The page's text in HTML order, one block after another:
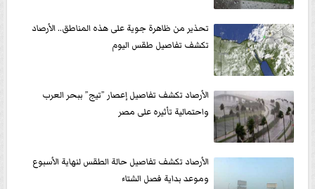
تحذير من ظاهرة جوية على هذه المناطق.. الأرصاد
تكشف تفاصيل طقس اليوم
الأرصاد تكشف تفاصيل إعصار ”تيج” ببحر العرب
واحتمالية تأثيره على مصر
الأرصاد تكشف تفاصيل حالة الطقس لنهاية الأسبوع
وموعد بداية فصل الشتاء